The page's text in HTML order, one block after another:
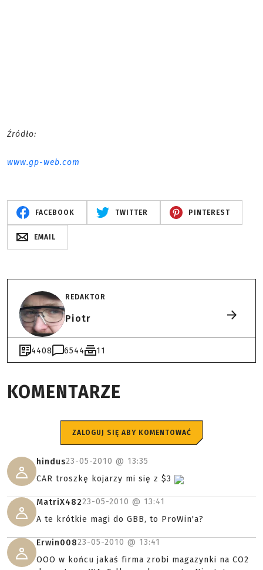
Źródło:
www.gp-web.com
FACEBOOK TWITTER PINTEREST
EMAIL
REDAKTOR
Piotr
4408 6544 11
KOMENTARZE
ZALOGUJ SIĘ ABY KOMENTOWAĆ
hindus23-05-2010 @ 13:35
CAR troszkę kojarzy mi się z $3
MatriX48223-05-2010 @ 13:41
A te krótkie magi do GBB, to ProWin'a?
Erwin00823-05-2010 @ 13:41
OOO w końcu jakaś firma zrobi magazynki na CO2